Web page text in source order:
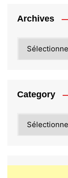
Archives
Category